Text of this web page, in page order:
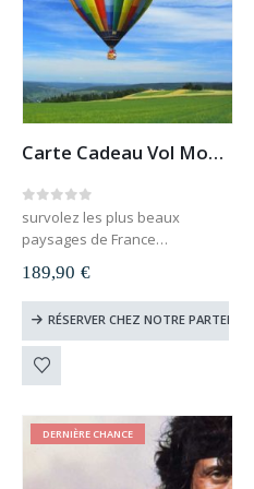
Carte Cadeau Vol Montgolfière (France)
out of 5
survolez les plus beaux
paysages de France
extraordinaire
valable sur toute la France
carte cadeau à télécharger et
imprimer
le destinataire du cadeau
choisit lui-même sa…
189,90 €
RÉSERVER CHEZ NOTRE PARTENAIRE
DERNIÈRE CHANCE